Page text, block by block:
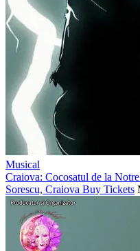
Musical
Craiova: Cocosatul de la
Sorescu, Craiova Buy Tickets